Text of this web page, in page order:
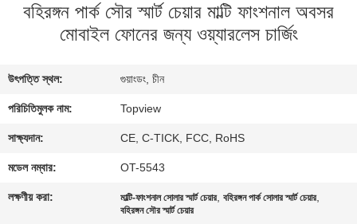
যোগাযোগ
করুন
খবর
বহিরঙ্গন পার্ক সৌর স্মার্ট চেয়ার মাল্টি ফাংশনাল অবসর
মোবাইল ফোনের জন্য ওয়্যারলেস চার্জিং
উৎপত্তি স্থল: গুয়াংডং, চীন
পরিচিতিমুলক নাম: Topview
সাক্ষ্যদান: CE, C-TICK, FCC, RoHS
মডেল নম্বার: OT-5543
লক্ষণীয় করা: মাল্টি-ফাংশনাল সোলার স্মার্ট চেয়ার,বহিরঙ্গন পার্ক সোলার স্মার্ট চেয়ার,
বহিরঙ্গন সৌর স্মার্ট চেয়ার